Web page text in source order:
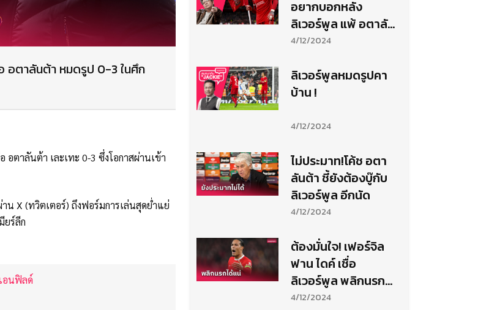
อตาลันต้า หมดรูป 0-3 ในศึก
อตาลันต้า เละเทะ 0-3 ซึ่งโอกาสผ่านเข้า
น X (ทวิตเตอร์) ถึงฟอร์มการเล่นสุดย่ำแย่
ยร์ลีก
อนฟิลด์
อยากบอกหลัง
ลิเวอร์พูล แพ้ อตาลัน
ต้า ยับคาแอนฟิลด์
4/12/2024
ลิเวอร์พูลหมดรูปคา
บ้าน !
4/12/2024
ไม่ประมาท!โค้ช อตา
ลันต้า ชี้ยังต้องบู๊กับ
ลิเวอร์พูล อีกนัด
4/12/2024
ต้องมั่นใจ! เฟอร์จิล
ฟาน ไดค์ เชื่อ
ลิเวอร์พูล พลิกนรกที่
อตาลันต้า ได้
4/12/2024